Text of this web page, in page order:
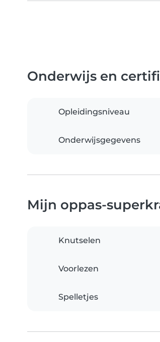
Onderwijs en
Opleidingsniveau
Onderwijsgegevens
Mijn oppas-
Knutselen
Voorlezen
Spelletjes